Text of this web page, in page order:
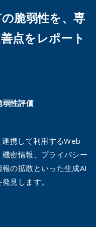
脆弱性を、専
点をレポート
弱性評価
携して利用するWeb
密情報、プライバシー
の拡散といった生成AI
見します。